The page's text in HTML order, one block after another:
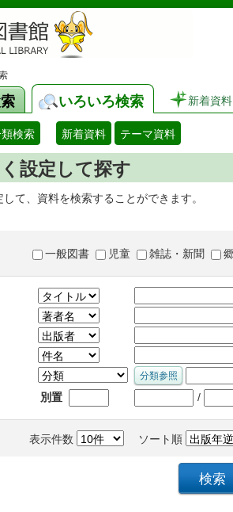
いろいろ検索 新着資料
検索 新着資料 テーマ資料
設定して探す
て、資料を検索することができます。
一般図書 児童 雑誌・新聞
別置 /
表示件数 ソート順